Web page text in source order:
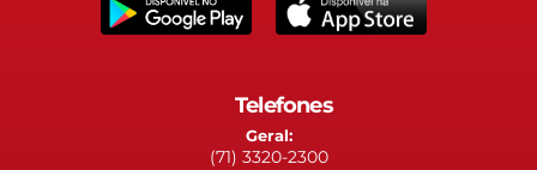
Telefones
Geral:
(71) 3320-2300